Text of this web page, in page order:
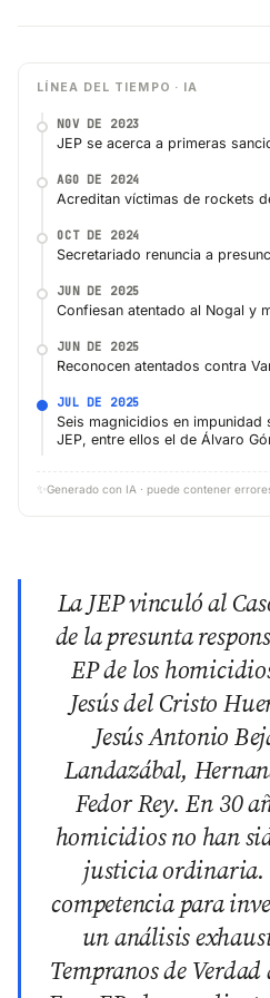
LÍNEA DEL TIEMPO · IA
NOV DE 2023
JEP se acerca a primeras
AGO DE 2024
Acreditan víctimas de rockets
OCT DE 2024
Secretariado renuncia a
JUN DE 2025
Confiesan atentado al Nogal y
JUN DE 2025
Reconocen atentados contra
JUL DE 2025
Seis magnicidios en
JEP, entre ellos el de Álvaro
✨ Generado con IA · puede contener
La JEP vinculó al
de la presunta
EP de los
Jesús del Cristo
Jesús Antonio
Landazábal,
Fedor Rey. En 30
homicidios no han
justicia ordinaria.
competencia para
un análisis
Tempranos de